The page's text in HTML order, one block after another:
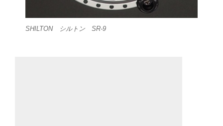
SHILTON シルトン SR-9